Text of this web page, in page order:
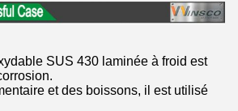
SUS 430 laminée à froid est
et des boissons, il est utilisé